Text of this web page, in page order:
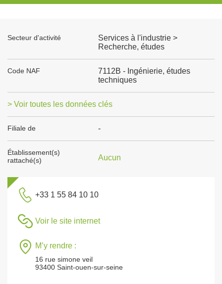
Secteur d'activité
Services à l'industrie >
Recherche, études
Code NAF
7112B - Ingénierie, études
techniques
> Voir toutes les données clés
Filiale de -
Établissement(s)
rattaché(s)
Aucun
+33 1 55 84 10 10
Voir le site internet
M’y rendre :
16 rue simone veil
93400 Saint-ouen-sur-seine